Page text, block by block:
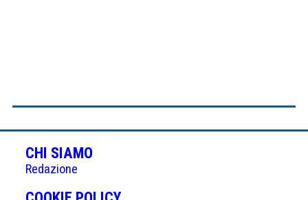
CHI SIAMO
Redazione